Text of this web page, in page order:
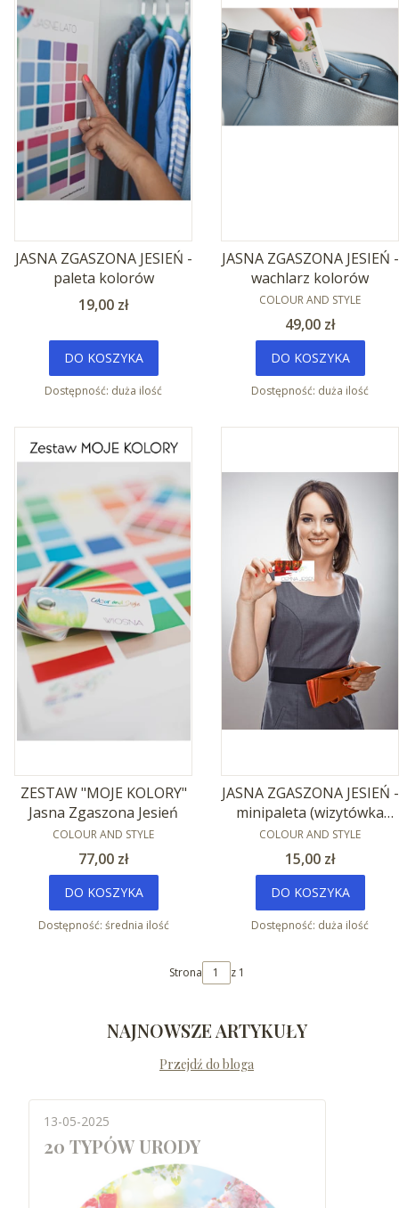
JASNA ZGASZONA JESIEŃ -
paleta kolorów
Cena
19,00 zł
DO KOSZYKA
Dostępność: duża ilość
JASNA ZGASZONA JESIEŃ -
wachlarz kolorów
PRODUCENT
COLOUR AND STYLE
Cena
49,00 zł
DO KOSZYKA
Dostępność: duża ilość
ZESTAW "MOJE KOLORY"
Jasna Zgaszona Jesień
PRODUCENT
COLOUR AND STYLE
Cena
77,00 zł
DO KOSZYKA
Dostępność: średnia ilość
JASNA ZGASZONA JESIEŃ -
minipaleta (wizytówka
kolorów )
PRODUCENT
COLOUR AND STYLE
Cena
15,00 zł
DO KOSZYKA
Dostępność: duża ilość
Strona z 1
NAJNOWSZE ARTYKUŁY
Przejdź do bloga
13-05-2025
20 TYPÓW URODY